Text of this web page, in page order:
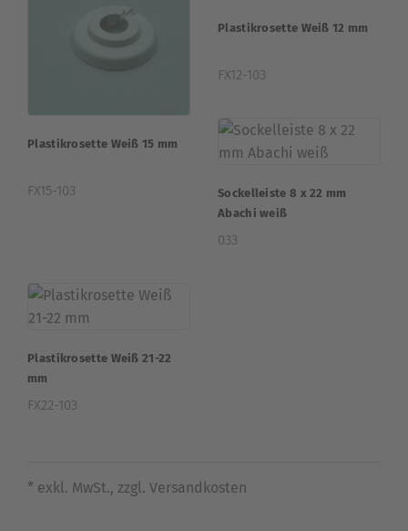
Plastikrosette Weiß 15 mm
FX15-103
Plastikrosette Weiß 12 mm
FX12-103
Sockelleiste 8 x 22 mm
Abachi weiß
033
Plastikrosette Weiß 21-22
mm
FX22-103
* exkl. MwSt., zzgl. Versandkosten